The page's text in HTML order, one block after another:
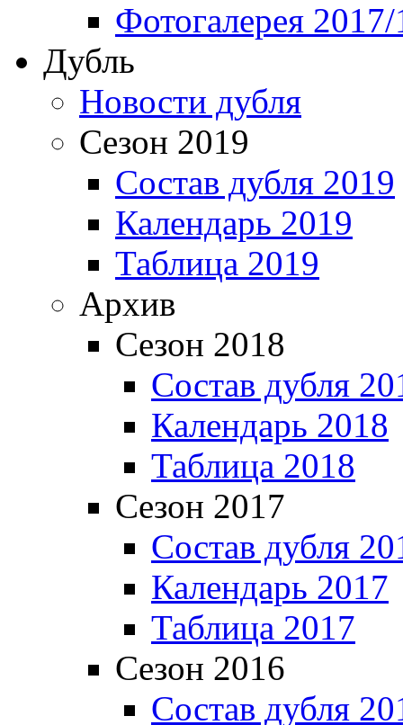
Фотогалерея
Дубль
Новости дубля
Сезон 2019
Состав дубля 2019
Календарь 2019
Таблица 2019
Архив
Сезон 2018
Состав дубля
Календарь 2018
Таблица 2018
Сезон 2017
Состав дубля
Календарь 2017
Таблица 2017
Сезон 2016
Состав дубля